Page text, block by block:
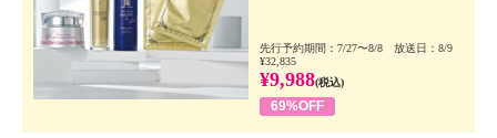
先行予約期間：7/27〜8/8 放送日：8/9
¥32,835
¥9,988(税込)
69%OFF